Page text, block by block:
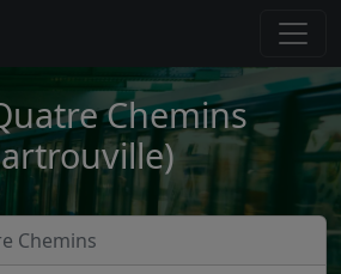
Chemins
Chemins